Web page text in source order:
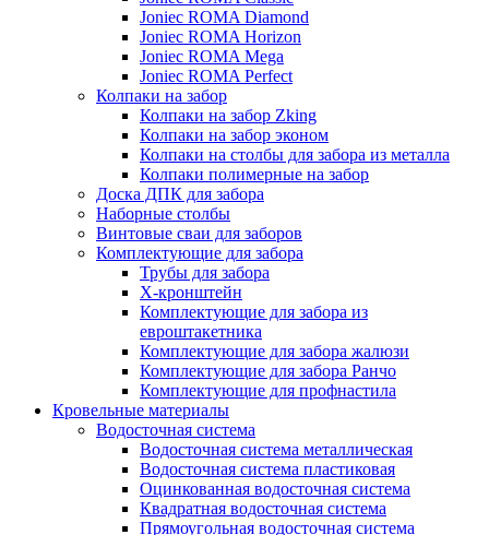
Joniec ROMA Diamond
Joniec ROMA Horizon
Joniec ROMA Mega
Joniec ROMA Perfect
Колпаки на забор
Колпаки на забор Zking
Колпаки на забор эконом
Колпаки на столбы для забора из металла
Колпаки полимерные на забор
Доска ДПК для забора
Наборные столбы
Винтовые сваи для заборов
Комплектующие для забора
Трубы для забора
Х-кронштейн
Комплектующие для забора из
евроштакетника
Комплектующие для забора жалюзи
Комплектующие для забора Ранчо
Комплектующие для профнастила
Кровельные материалы
Водосточная система
Водосточная система металлическая
Водосточная система пластиковая
Оцинкованная водосточная система
Квадратная водосточная система
Прямоугольная водосточная система